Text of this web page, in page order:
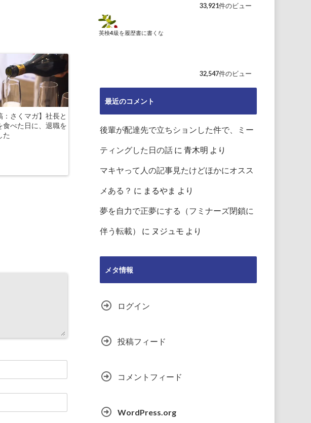
：さくマガ】社長と
食べた日に、退職を
た
33,921件のビュー
英検4級を履歴書に書くな
32,547件のビュー
最近のコメント
後輩が配達先で立ちションした件で、ミー
ティングした日の話 に 青木明 より
マキヤって人の記事見たけどほかにオスス
メある？ に まるやま より
夢を自力で正夢にする（フミナーズ閉鎖に
伴う転載） に ヌジュモ より
メタ情報
ログイン
投稿フィード
コメントフィード
WordPress.org